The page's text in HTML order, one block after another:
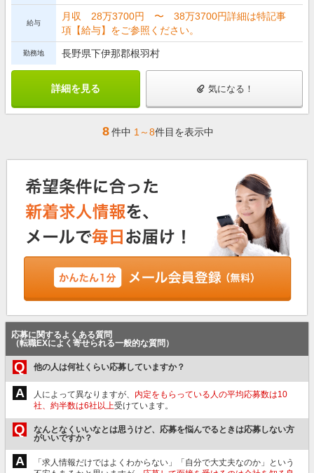
給与
月収 28万3700円 〜 38万3700円詳細は特記事
項【給与】をご参照ください。
勤務地 長野県下伊那郡根羽村
詳細を見る 気になる！
8件中 1～8件目を表示中
応募に関するよくある質問
（転職EXによく寄せられる一般的な質問）
Q 他の人は何社くらい応募していますか？
A 人によって異なりますが、 内定をもらっている人の平均応募数は10
社、約半数は6社以上受けています。
Q
なんとなくいいなとは思うけど、応募を悩んでるときは応募しない方
がいいですか？
A
「求人情報だけではよくわからない」「自分で大丈夫なのか」という